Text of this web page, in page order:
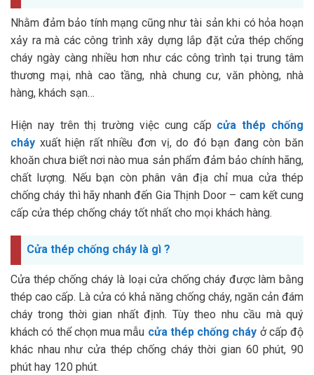
Nhằm đảm bảo tính mạng cũng như tài sản khi có hỏa hoạn
xảy ra mà các công trình xây dựng lắp đặt cửa thép chống
cháy ngày càng nhiều hơn như các công trình tại trung tâm
thương mại, nhà cao tầng, nhà chung cư, văn phòng, nhà
hàng, khách sạn…
Hiện nay trên thị trường việc cung cấp cửa thép chống
cháy xuất hiện rất nhiều đơn vị, do đó bạn đang còn băn
khoăn chưa biết nơi nào mua sản phẩm đảm bảo chính hãng,
chất lượng. Nếu bạn còn phân vân địa chỉ mua cửa thép
chống cháy thì hãy nhanh đến Gia Thịnh Door – cam kết cung
cấp cửa thép chống cháy tốt nhất cho mọi khách hàng.
Cửa thép chống cháy là gì ?
Cửa thép chống cháy là loại cửa chống cháy được làm bằng
thép cao cấp. Là cửa có khả năng chống cháy, ngăn cản đám
cháy trong thời gian nhất định. Tùy theo nhu cầu mà quý
khách có thể chọn mua mẫu cửa thép chống cháy ở cấp độ
khác nhau như cửa thép chống cháy thời gian 60 phút, 90
phút hay 120 phút.